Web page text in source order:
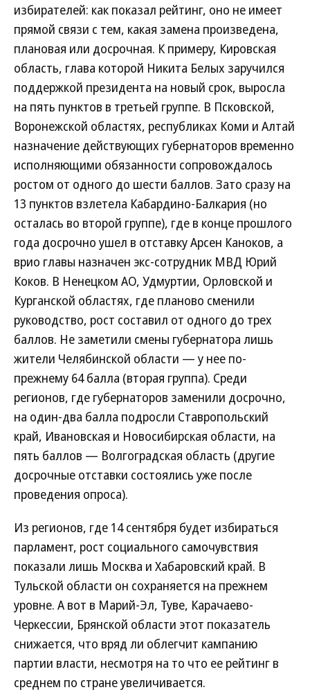
избирателей: как показал рейтинг, оно не имеет
прямой связи с тем, какая замена произведена,
плановая или досрочная. К примеру, Кировская
область, глава которой Никита Белых заручился
поддержкой президента на новый срок, выросла
на пять пунктов в третьей группе. В Псковской,
Воронежской областях, республиках Коми и Алтай
назначение действующих губернаторов временно
исполняющими обязанности сопровождалось
ростом от одного до шести баллов. Зато сразу на
13 пунктов взлетела Кабардино-Балкария (но
осталась во второй группе), где в конце прошлого
года досрочно ушел в отставку Арсен Каноков, а
врио главы назначен экс-сотрудник МВД Юрий
Коков. В Ненецком АО, Удмуртии, Орловской и
Курганской областях, где планово сменили
руководство, рост составил от одного до трех
баллов. Не заметили смены губернатора лишь
жители Челябинской области — у нее по-
прежнему 64 балла (вторая группа). Среди
регионов, где губернаторов заменили досрочно,
на один-два балла подросли Ставропольский
край, Ивановская и Новосибирская области, на
пять баллов — Волгоградская область (другие
досрочные отставки состоялись уже после
проведения опроса).
Из регионов, где 14 сентября будет избираться
парламент, рост социального самочувствия
показали лишь Москва и Хабаровский край. В
Тульской области он сохраняется на прежнем
уровне. А вот в Марий-Эл, Туве, Карачаево-
Черкессии, Брянской области этот показатель
снижается, что вряд ли облегчит кампанию
партии власти, несмотря на то что ее рейтинг в
среднем по стране увеличивается.